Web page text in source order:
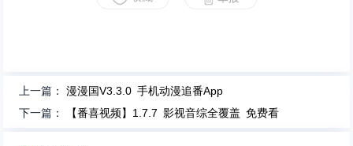
上一篇：漫漫国V3.3.0 手机动漫追番App
下一篇：
【番喜视频】1.7.7 影视音综全覆盖 免费看